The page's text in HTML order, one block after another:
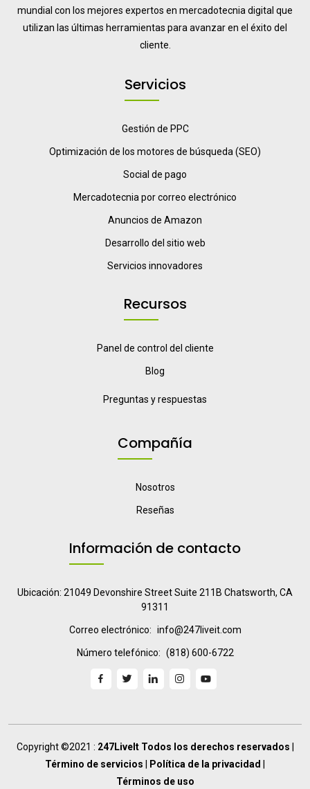
mundial con los mejores expertos en mercadotecnia digital que
utilizan las últimas herramientas para avanzar en el éxito del
cliente.
Servicios
Gestión de PPC
Optimización de los motores de búsqueda (SEO)
Social de pago
Mercadotecnia por correo electrónico
Anuncios de Amazon
Desarrollo del sitio web
Servicios innovadores
Recursos
Panel de control del cliente
Blog
Preguntas y respuestas
Compañía
Nosotros
Reseñas
Información de contacto
Ubicación: 21049 Devonshire Street Suite 211B Chatsworth, CA
91311
Correo electrónico: info@247liveit.com
Número telefónico: (818) 600-6722
Copyright ©2021 : 247LiveIt Todos los derechos reservados
Término de servicios
Política de la privacidad
Términos de uso